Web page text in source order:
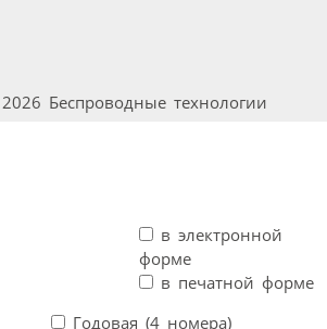
Беспроводные технологии
в электронной
форме
в печатной форме
Годовая (4 номера)